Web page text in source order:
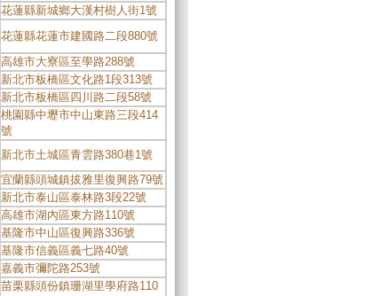
花蓮縣新城鄉大漢村樹人街1號
花蓮縣花蓮市建國路二段880號
高雄市大寮區至學路288號
新北市板橋區文化路1段313號
新北市板橋區四川路二段58號
桃園縣中壢市中山東路三段414
號
新北市土城區青雲路380巷1號
宜蘭縣頭城鎮拔雅里復興路79號
新北市泰山區泰林路3段22號
高雄市湖內區東方路110號
基隆市中山區復興路336號
基隆市信義區義七路40號
嘉義市彌陀路253號
苗栗縣頭份鎮珊湖里學府路110